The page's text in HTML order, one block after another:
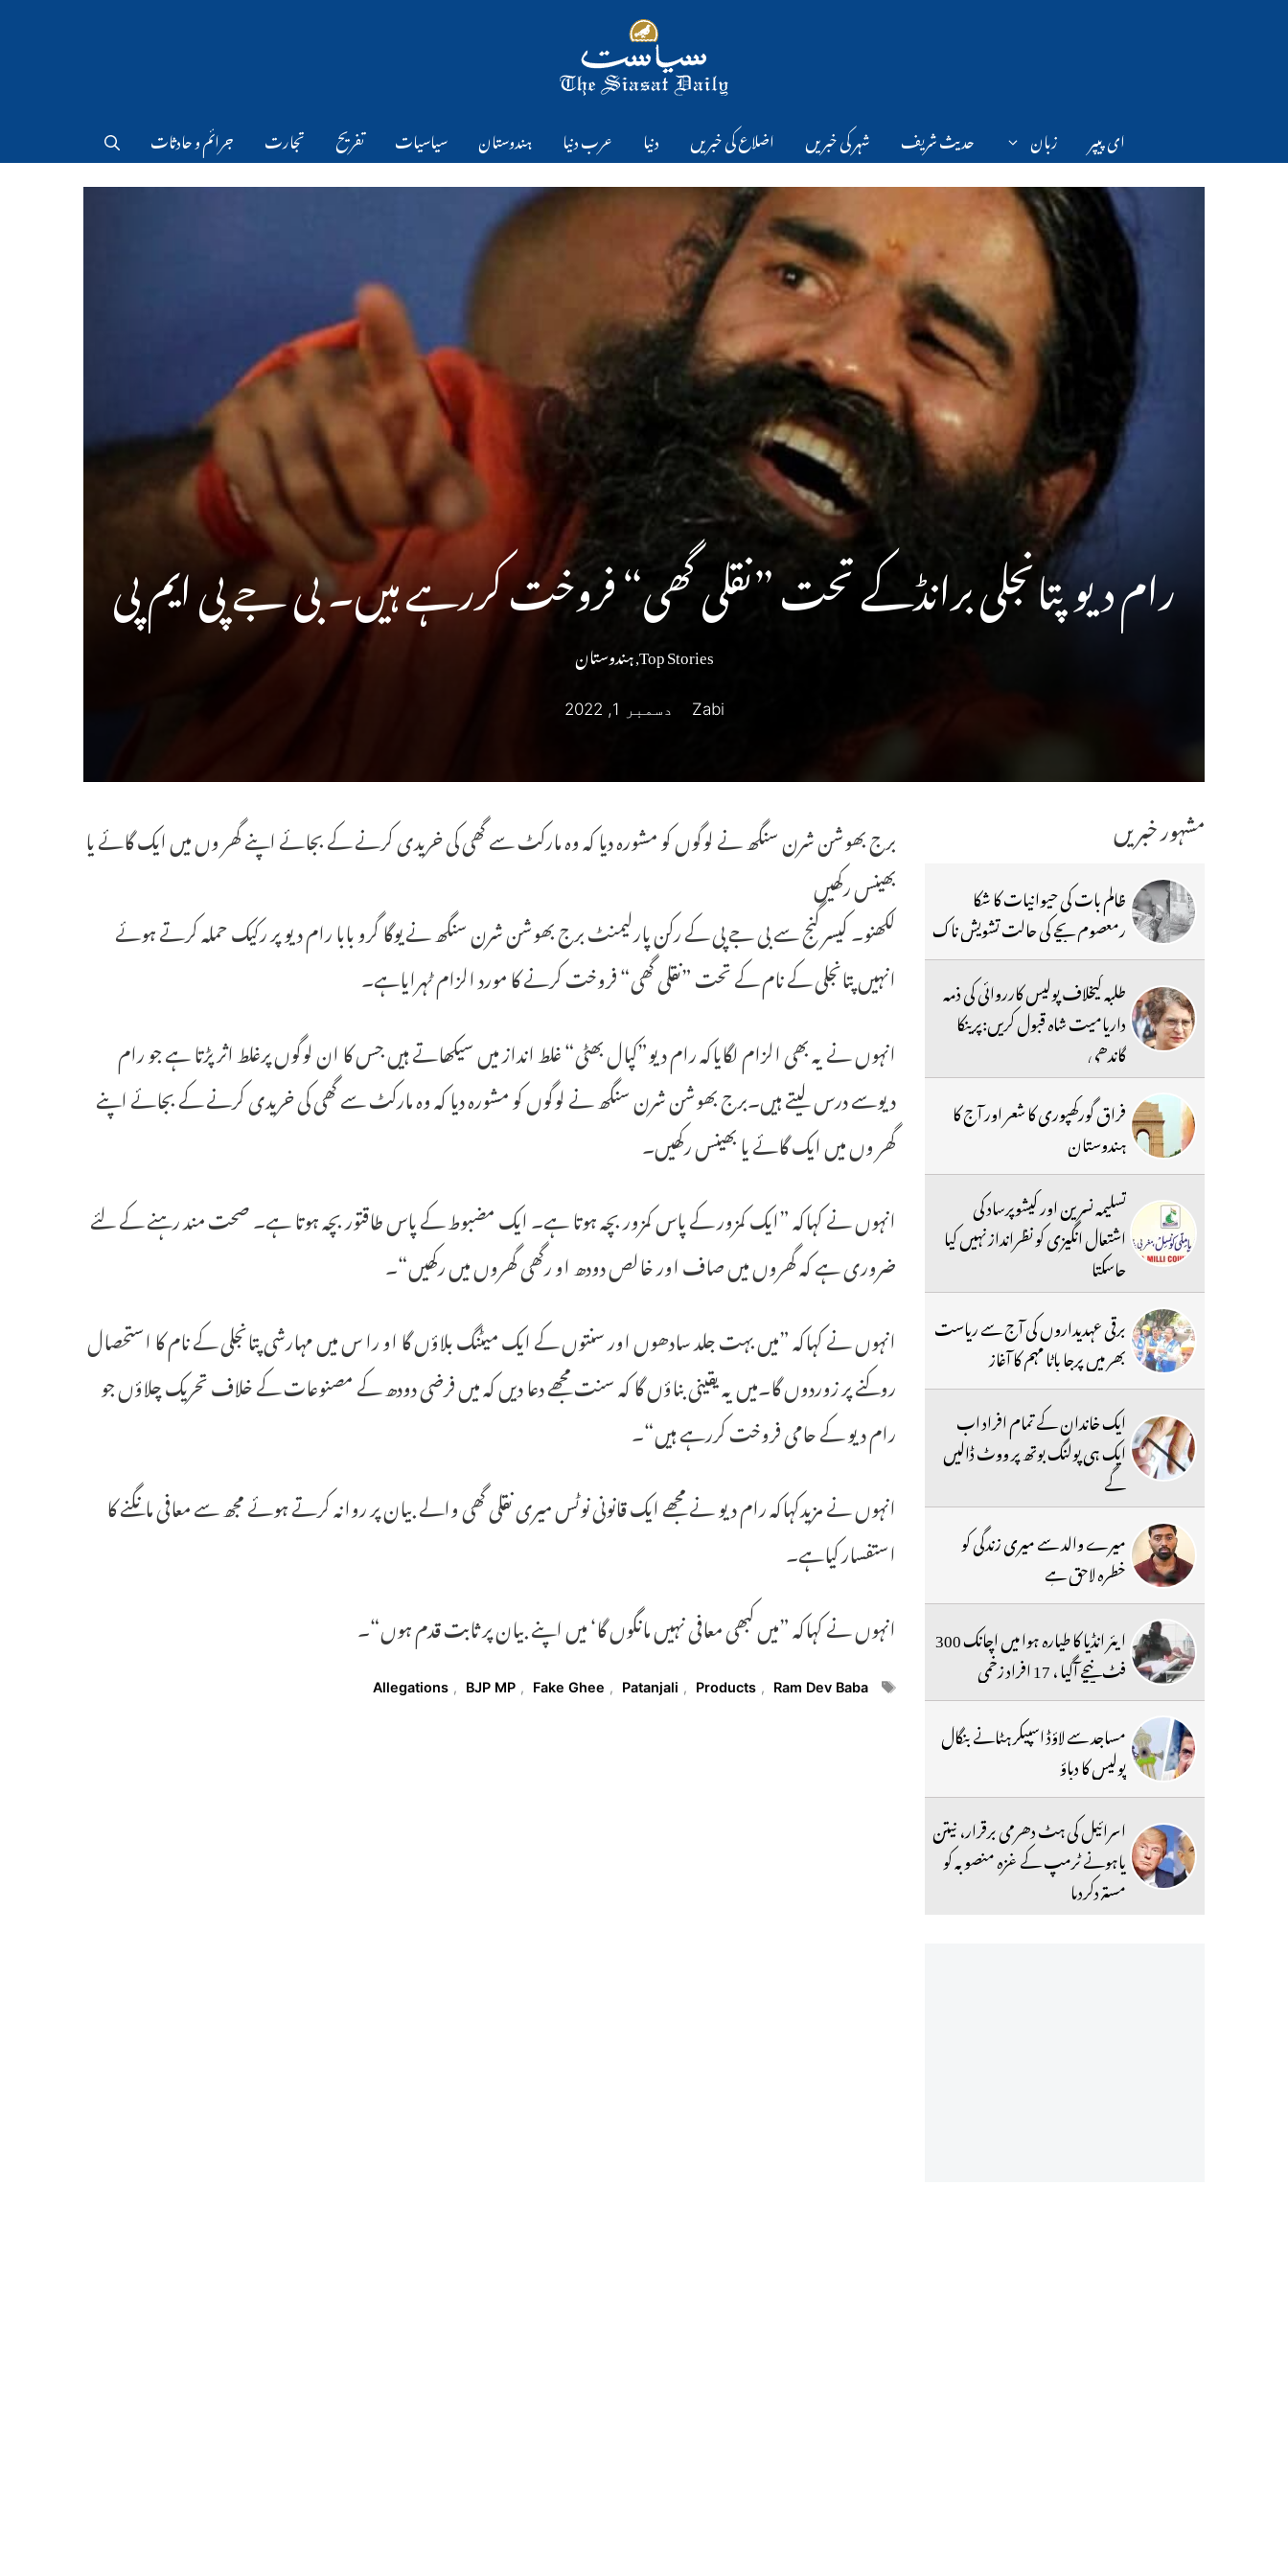
ای پیپر زبان حدیث شریف شہر کی خبریں اضلاع کی خبریں دنیا عرب دنیا ہندوستان سیاسیات تفریح تجارت جرائم و حادثات
رام دیو پتانجلی برانڈکے تحت ”نقلی گھی“ فروخت کررہے ہیں۔ بی جے پی ایم پی
Top Stories
,ہندوستان
Zabi دسمبر 1, 2022
برج بھوشن شرن سنگھ نے لوگوں کو مشورہ دیا کہ وہ مارکٹ سے گھی کی خریدی کرنے کے بجائے اپنے گھر وں میں ایک گائے یا
بھینس رکھیں
لکھنو۔ کیسر گنج سے بی جے پی کے رکن پارلیمنٹ برج بھوشن شرن سنگھ نے یوگا گرو بابا رام دیو پر رکیک حملہ کرتے ہوئے
انہیں پتانجلی کے نام کے تحت ”نقلی گھی“ فروخت کرنے کا مورد الزام ٹہرایاہے۔
انہوں نے یہ بھی الزام لگایاکہ رام دیو”کپال بھٹی“ غلط انداز میں سیکھاتے ہیں جس کا ان لوگوں پرغلط اثر پڑتا ہے جو رام
دیوسے درس لیتے ہیں۔برج بھوشن شرن سنگھ نے لوگوں کو مشورہ دیا کہ وہ مارکٹ سے گھی کی خریدی کرنے کے بجائے اپنے
گھر وں میں ایک گائے یا بھینس رکھیں۔
انہوں نے کہاکہ ”ایک کمزور کے پاس کمزور بچہ ہوتا ہے۔ ایک مضبوط کے پاس طاقتور بچہ ہوتا ہے۔ صحت مند رہنے کے لئے
ضروری ہے کہ گھروں میں صاف اور خالص دودھ او رگھی گھروں میں رکھیں“۔
انہوں نے کہاکہ ”میں بہت جلد سادھوں اور سنتوں کے ایک میٹنگ بلاؤں گا او را س میں مہارشی پتانجلی کے نام کا استحصال
روکنے پر زوردوں گا۔میں یہ یقینی بناؤں گا کہ سنت مجھے دعا دیں کہ میں فرضی دودھ کے مصنوعات کے خلاف تحریک چلاؤں جو
رام دیو کے حامی فروخت کررہے ہیں“۔
انہوں نے مزیدکہاکہ رام دیو نے مجھے ایک قانونی نوٹس میری نقلی گھی والے بیان پر روانہ کرتے ہوئے مجھ سے معافی مانگنے کا
استفسار کیاہے۔
انہوں نے کہاکہ ”میں کبھی معافی نہیں مانگوں گا‘ میں اپنے بیان پر ثابت قدم ہوں“۔
Tags
Allegations , BJP MP , Fake Ghee , Patanjali , Products , Ram Dev Baba
مشہور خبریں
ظالم بات کی حیوانیات کا شکا
رمعصوم بچے کی حالت تشویش ناک
طلبہ کیخلاف پولیس کارروائی کی ذمہ
داریامیت شاہ قبول کریں:پرینکا
گاندھی
فراق گورکھپوری کا شعر اور آج کا
ہندوستان
تسلیمہ نسرین اور کیشوپرساد کی
اشتعال انگیزی کو نظرانداز نہیں کیا
جاسکتا
برقی عہدیداروں کی آج سے ریاست
بھر میں پرجا باٹا مہم کا آغاز
ایک خاندان کے تمام افراد اب
ایک ہی پولنگ بوتھ پر ووٹ ڈالیں
گے
میرے والد سے میری زندگی کو
خطرہ لاحق ہے
ایئر انڈیا کا طیارہ ہوا میں اچانک 300
فٹ نیچے آگیا ، 17 افراد زخمی
مساجد سے لاؤڈ اسپیکر ہٹانے بنگال
پولیس کا دباؤ
اسرائیل کی ہٹ دھرمی برقرار، نیتن
یاہونے ٹرمپ کے غزہ منصوبہ کو
مستردکردیا